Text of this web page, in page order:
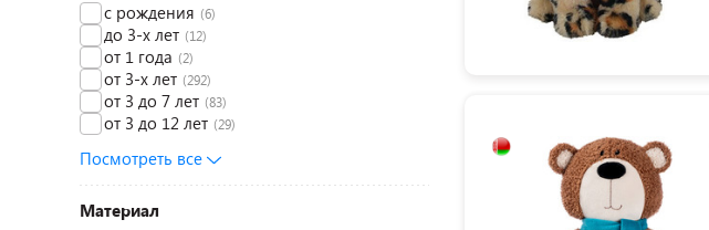
с рождения (6)
до 3-х лет (12)
от 1 года (2)
от 3-х лет (292)
от 3 до 7 лет (83)
от 3 до 12 лет (29)
Посмотреть все
Материал